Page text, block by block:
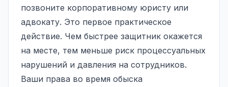
позвоните корпоративному юристу или
адвокату. Это первое практическое
действие. Чем быстрее защитник окажется
на месте, тем меньше риск процессуальных
нарушений и давления на сотрудников.
Ваши права во время обыска